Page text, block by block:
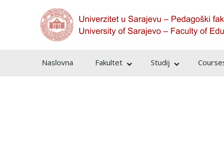
Naslovna Fakultet Studij